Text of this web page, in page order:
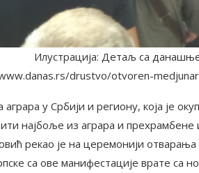
Илустрација: Детаљ са
drustvo/otvoren-
аграра у Србији и региону, која је
најбоље из аграра и
рекао је на церемонији
са ове манифестације врате са